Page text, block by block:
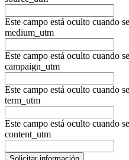
Este campo está oculto cuando
medium_utm
Este campo está oculto cuando
campaign_utm
Este campo está oculto cuando
term_utm
Este campo está oculto cuando
content_utm